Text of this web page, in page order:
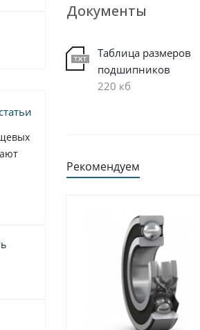
Документы
Таблица размеров
подшипников
220 кб
Рекомендуем